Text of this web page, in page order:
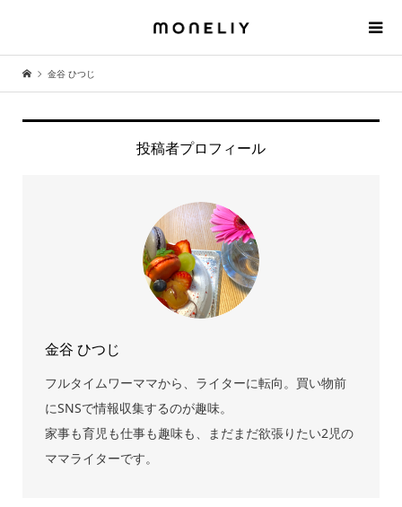
金谷 ひつじ
投稿者プロフィール
金谷 ひつじ
フルタイムワーママから、ライターに転向。買い物前
にSNSで情報収集するのが趣味。
家事も育児も仕事も趣味も、まだまだ欲張りたい2児の
ママライターです。